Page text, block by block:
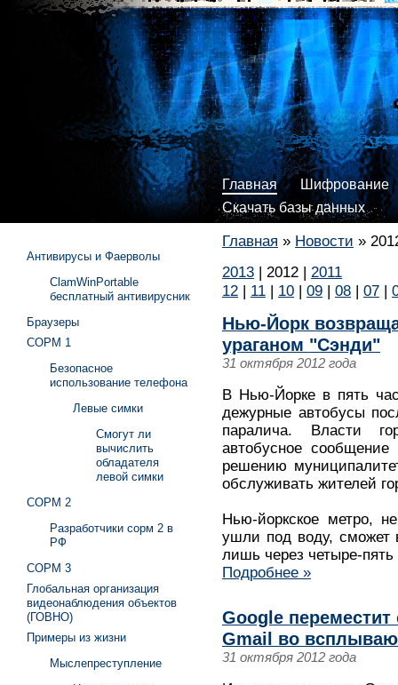
Главная
Шифрование
Скачать базы данных
Главная » Новости »
2013 | 2012 | 2011
12 | 11 | 10 | 09 | 08 | 07 |
Нью-Йорк
ураганом "Сэнди"
31 октября 2012 года
В Нью-Йорке в пять
дежурные автобусы
паралича. Власти
автобусное
решению
обслуживать жителей
Нью-йоркское метро,
ушли под воду, сможет
лишь через четыре-пять
Подробнее »
Google
Gmail во
31 октября 2012 года
Антивирусы и Фаерволы
ClamWinPortable
бесплатный антивирусник
Браузеры
СОРМ 1
Безопасное
использование телефона
Левые симки
Смогут ли
вычислить
обладателя
левой симки
СОРМ 2
Разработчики сорм 2 в
РФ
СОРМ 3
Глобальная организация
видеонаблюдения объектов
(ГОВНО)
Примеры из жизни
Мыслепреступление